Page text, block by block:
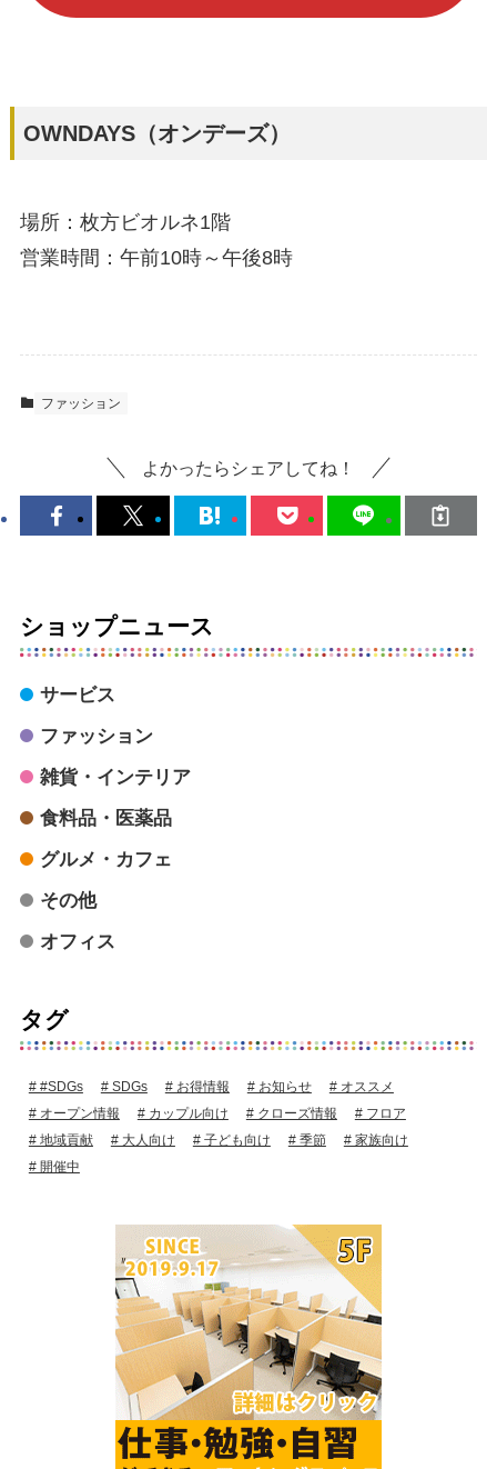
OWNDAYS（オンデーズ）
場所：枚方ビオルネ1階
営業時間：午前10時～午後8時
ファッション
よかったらシェアしてね！
ショップニュース
サービス
ファッション
雑貨・インテリア
食料品・医薬品
グルメ・カフェ
その他
オフィス
タグ
#SDGs SDGs お得情報 お知らせ
オススメ
オープン情報
カップル向け クローズ情報
フロア
地域貢献
大人向け 子ども向け 季節
家族向け
開催中